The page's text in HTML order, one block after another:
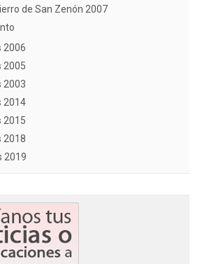
de San Zenón 2007
2006
2005
2003
2014
2015
2018
2019